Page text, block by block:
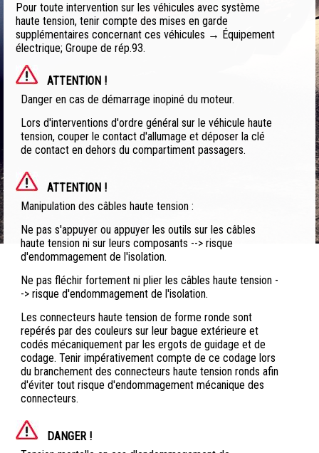
Pour toute intervention sur les véhicules avec système
haute tension, tenir compte des mises en garde
supplémentaires concernant ces véhicules → Équipement
électrique; Groupe de rép.93.
ATTENTION !
Danger en cas de démarrage inopiné du moteur.
Lors d'interventions d'ordre général sur le véhicule haute
tension, couper le contact d'allumage et déposer la clé
de contact en dehors du compartiment passagers.
ATTENTION !
Manipulation des câbles haute tension :
Ne pas s'appuyer ou appuyer les outils sur les câbles
haute tension ni sur leurs composants --> risque
d'endommagement de l'isolation.
Ne pas fléchir fortement ni plier les câbles haute tension -
-> risque d'endommagement de l'isolation.
Les connecteurs haute tension de forme ronde sont
repérés par des couleurs sur leur bague extérieure et
codés mécaniquement par les ergots de guidage et de
codage. Tenir impérativement compte de ce codage lors
du branchement des connecteurs haute tension ronds afin
d'éviter tout risque d'endommagement mécanique des
connecteurs.
DANGER !